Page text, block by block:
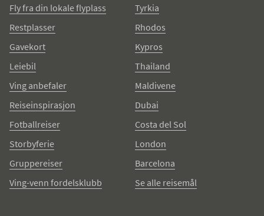
Fly fra din lokale flyplass
Restplasser
Gavekort
Leiebil
Ving anbefaler
Reiseinspirasjon
Fotballreiser
Storbyferie
Gruppereiser
Ving-venn fordelsklubb
Tyrkia
Rhodos
Kypros
Thailand
Maldivene
Dubai
Costa del Sol
London
Barcelona
Se alle reisemål